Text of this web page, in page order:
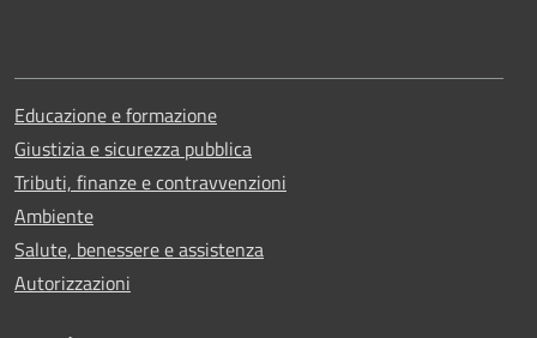
Educazione e formazione
Giustizia e sicurezza pubblica
Tributi, finanze e contravvenzioni
Ambiente
Salute, benessere e assistenza
Autorizzazioni